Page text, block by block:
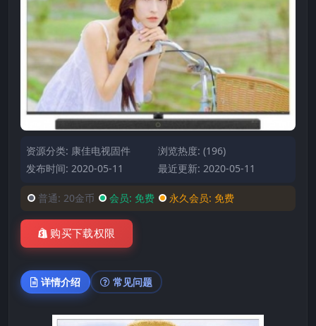
资源分类: 康佳电视固件
浏览热度: (196)
发布时间: 2020-05-11
最近更新: 2020-05-11
普通: 20金币 会员: 免费 永久会员: 免费
购买下载权限
详情介绍 常见问题